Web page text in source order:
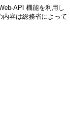
API 機能を利用し
内容は総務省によって